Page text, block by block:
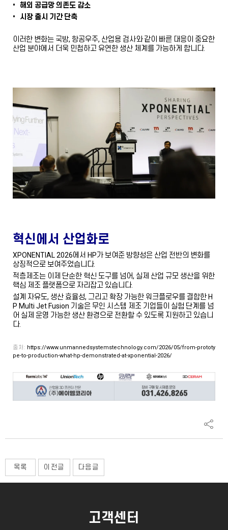
• 해외 공급망 의존도 감소
• 시장 출시 기간 단축
이러한 변화는 국방, 항공우주, 산업용 검사와 같이 빠른 대응이 중요한
산업 분야에서 더욱 민첩하고 유연한 생산 체계를 가능하게 합니다.
혁신에서 산업화로
XPONENTIAL 2026에서 HP가 보여준 방향성은 산업 전반의 변화를
상징적으로 보여주었습니다.
적층제조는 이제 단순한 혁신 도구를 넘어, 실제 산업 규모 생산을 위한
핵심 제조 플랫폼으로 자리잡고 있습니다.
설계 자유도, 생산 효율성, 그리고 확장 가능한 워크플로우를 결합한 H
P Multi Jet Fusion 기술은 무인 시스템 제조 기업들이 실험 단계를 넘
어 실제 운영 가능한 생산 환경으로 전환할 수 있도록 지원하고 있습니
다.
출처: https://www.unmannedsystemstechnology.com/2026/05/from-prototy
pe-to-production-what-hp-demonstrated-at-xponential-2026/
목록 이전글 다음글
고객센터